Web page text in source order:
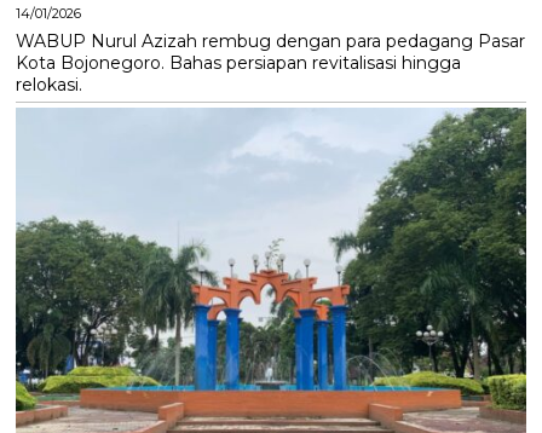
14/01/2026
WABUP Nurul Azizah rembug dengan para pedagang Pasar
Kota Bojonegoro. Bahas persiapan revitalisasi hingga
relokasi.